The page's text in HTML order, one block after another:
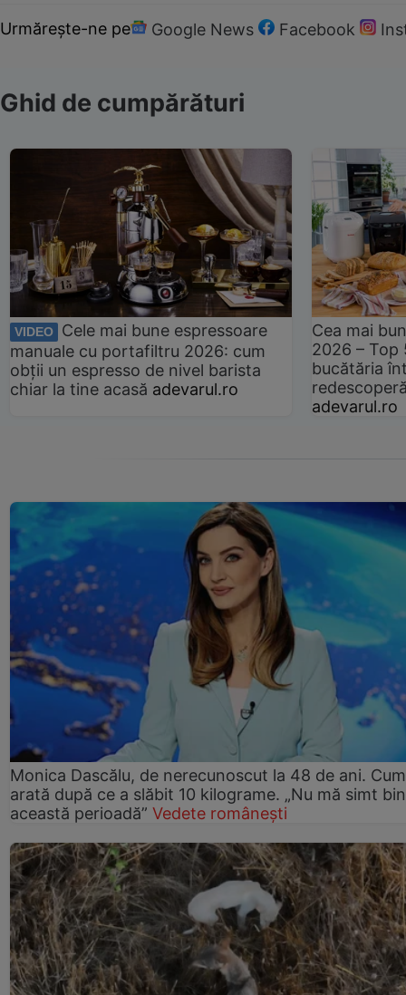
Urmărește-ne pe Google News Facebook
Ghid de cumpărături
VIDEO
Cele mai bune espressoare
manuale cu portafiltru 2026: cum
obții un espresso de nivel barista
chiar la tine acasă adevarul.ro
Cea mai
2026 –
bucătăria
adevarul.ro
Monica Dascălu, de nerecunoscut la 48 de ani. Cum
arată după ce a slăbit 10 kilograme. „Nu mă simt
această perioadă” Vedete românești